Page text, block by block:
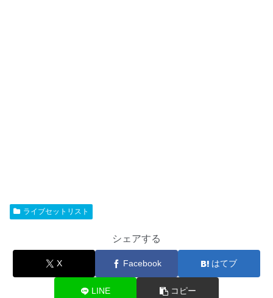
ライブセットリスト
シェアする
X Facebook はてブ
LINE コピー